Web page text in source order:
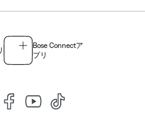
Bose Connectア
プリ